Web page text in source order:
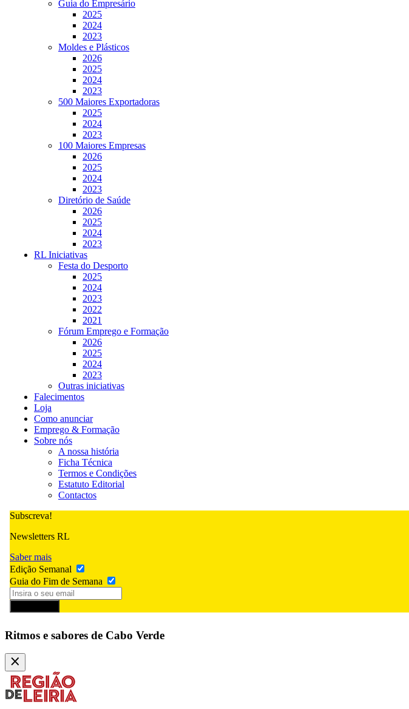
Guia do Empresário
2025
2024
2023
Moldes e Plásticos
2026
2025
2024
2023
500 Maiores Exportadoras
2025
2024
2023
100 Maiores Empresas
2026
2025
2024
2023
Diretório de Saúde
2026
2025
2024
2023
RL Iniciativas
Festa do Desporto
2025
2024
2023
2022
2021
Fórum Emprego e Formação
2026
2025
2024
2023
Outras iniciativas
Falecimentos
Loja
Como anunciar
Emprego & Formação
Sobre nós
A nossa história
Ficha Técnica
Termos e Condições
Estatuto Editorial
Contactos
Subscreva!
Newsletters RL
Saber mais
Edição Semanal
Guia do Fim de Semana
Ritmos e sabores de Cabo Verde